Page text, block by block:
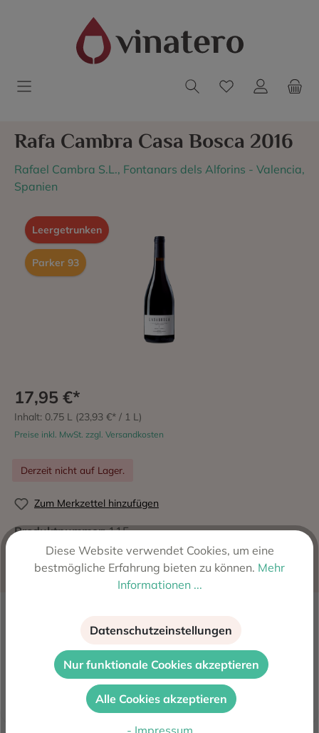
Rafa Cambra Casa Bosca 2016
Rafael Cambra S.L., Fontanars dels Alforins - Valencia,
Spanien
Leergetrunken
Parker 93
17,95 €*
Inhalt: 0.75 L (23,93 €* / 1 L)
Preise inkl. MwSt. zzgl. Versandkosten
Derzeit nicht auf Lager.
Zum Merkzettel hinzufügen
Produktnummer:115
Hersteller:Rafael Cambra S.L., Fontanars dels Alforins
- Valencia, Spanien
den führenden Produzenten in der Weinanbauregion D.O.
Valencia. Nach sei…Mehr
Diese Website verwendet Cookies, um eine
bestmögliche Erfahrung bieten zu können. Mehr
Informationen ...
Datenschutzeinstellungen
Nur funktionale Cookies akzeptieren
Alle Cookies akzeptieren
- Impressum